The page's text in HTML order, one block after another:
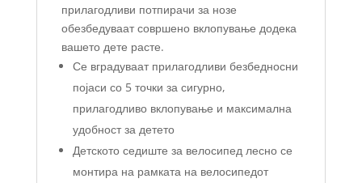
прилагодливи потпирачи за нозе
обезбедуваат совршено вклопување додека
вашето дете расте.
Се вградуваат прилагодливи безбедносни
појаси со 5 точки за сигурно,
прилагодливо вклопување и максимална
удобност за детето
Детското седиште за велосипед лесно се
монтира на рамката на велосипедот